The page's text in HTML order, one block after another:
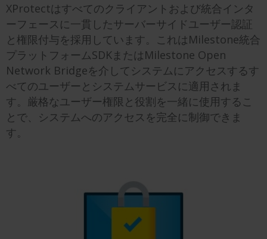
XProtectはすべてのクライアントおよび統合インタ
ーフェースに一貫したサーバーサイドユーザー認証
と権限付与を採用しています。これはMilestone統合
プラットフォームSDKまたはMilestone Open
Network Bridgeを介してシステムにアクセスするす
べてのユーザーとシステムサービスに適用されま
す。厳格なユーザー権限と役割を一緒に使用するこ
とで、システムへのアクセスを完全に制御できま
す。